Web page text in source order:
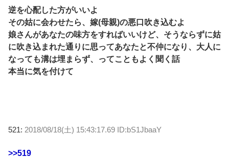
逆を心配した方がいいよ
その姑に会わせたら、嫁(母親)の悪口吹き込むよ
娘さんがあなたの味方をすればいいけど、そうならずに姑
に吹き込まれた通りに思ってあなたと不仲になり、大人に
なっても溝は埋まらず、ってこともよく聞く話
本当に気を付けて
521: 2018/08/18(土) 15:43:17.69 ID:bS1JbaaY
>>519